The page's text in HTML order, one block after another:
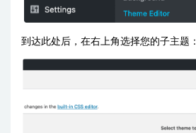
到达此处后，在右上角选择您的子主题：